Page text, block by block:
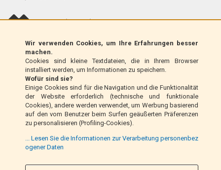
Wir verwenden Cookies, um Ihre Erfahrungen besser
machen.
Cookies sind kleine Textdateien, die in Ihrem Browser
installiert werden, um Informationen zu speichern.
Wofür sind sie?
Einige Cookies sind für die Navigation und die Funktionalität
der Website erforderlich (technische und funktionale
Cookies), andere werden verwendet, um Werbung basierend
auf den vom Benutzer beim Surfen geäußerten Präferenzen
zu personalisieren (Profiling-Cookies).
... Lesen Sie die Informationen zur Verarbeitung personenbez
ogener Daten
scalapay (EU only)
Klarna (nur EU)
Zahlungsanweisung (nur Italien)
Nachnahme (nur Italien)